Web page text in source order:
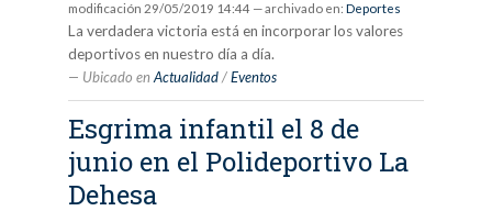
modificación 29/05/2019 14:44 — archivado en: Deportes
La verdadera victoria está en incorporar los valores
deportivos en nuestro día a día.
Ubicado en Actualidad /Eventos
Esgrima infantil el 8 de
junio en el Polideportivo La
Dehesa